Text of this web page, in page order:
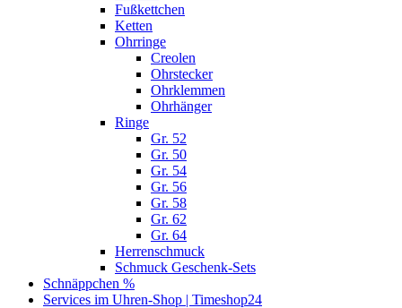
Fußkettchen
Ketten
Ohrringe
Creolen
Ohrstecker
Ohrklemmen
Ohrhänger
Ringe
Gr. 52
Gr. 50
Gr. 54
Gr. 56
Gr. 58
Gr. 62
Gr. 64
Herrenschmuck
Schmuck Geschenk-Sets
Schnäppchen %
Services im Uhren-Shop | Timeshop24